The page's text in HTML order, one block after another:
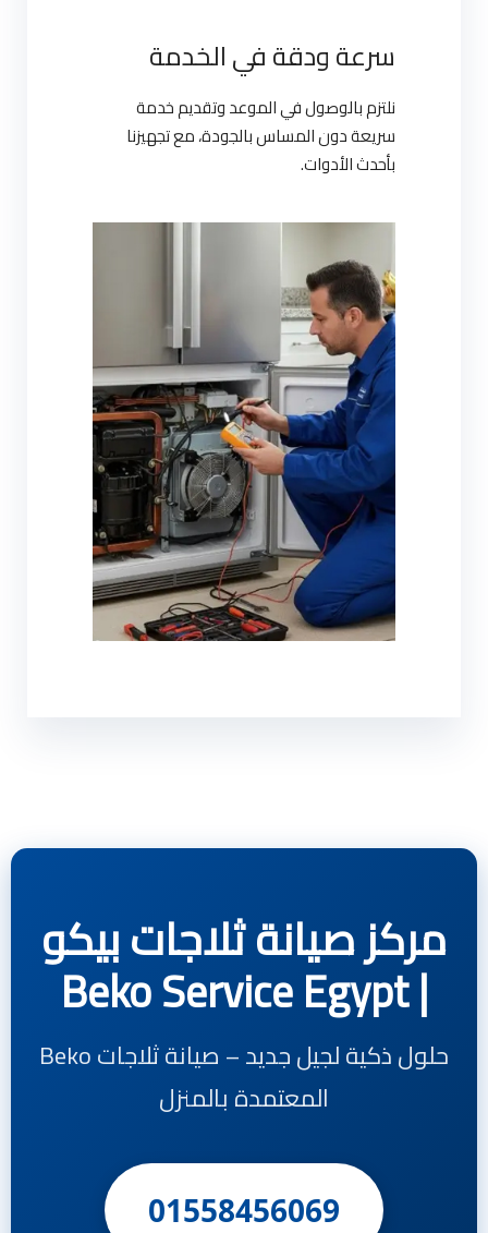
سرعة ودقة في الخدمة
نلتزم بالوصول في الموعد وتقديم خدمة
سريعة دون المساس بالجودة، مع تجهيزنا
بأحدث الأدوات.
مركز صيانة ثلاجات بيكو
| Beko Service Egypt
حلول ذكية لجيل جديد – صيانة ثلاجات Beko
المعتمدة بالمنزل
01558456069